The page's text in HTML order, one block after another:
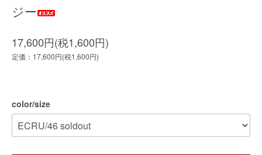
ジー
17,600円(税1,600円)
定価：17,600円(税1,600円)
color/size